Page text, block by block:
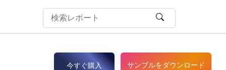
今すぐ購入 サンプルをダウンロード